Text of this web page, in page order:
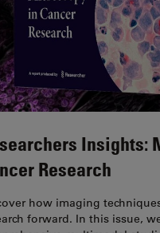
Insights:
Research
how imaging
forward. In this issue,